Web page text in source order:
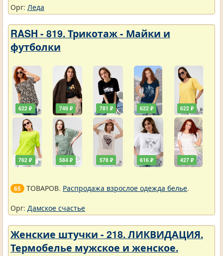
Орг: Леда
RASH - 819. Трикотаж - Майки и
футболки
622 ₽
762 ₽
749 ₽
584 ₽
781 ₽
578 ₽
622 ₽
616 ₽
622 ₽
427 ₽
65 ТОВАРОВ. Распродажа взрослое одежда белье.
Орг: Дамское счастье
Женские штучки - 218. ЛИКВИДАЦИЯ.
Термобелье мужское и женское.